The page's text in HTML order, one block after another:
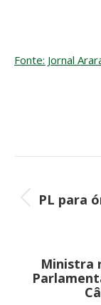
Fonte: Jornal
de
post:PL para
Ministra